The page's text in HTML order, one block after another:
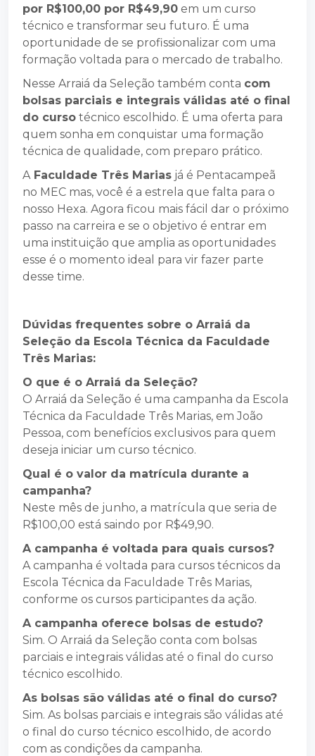
por R$100,00 por R$49,90 em um curso
técnico e transformar seu futuro. É uma
oportunidade de se profissionalizar com uma
formação voltada para o mercado de trabalho.
Nesse Arraiá da Seleção também conta com
bolsas parciais e integrais válidas até o final
do curso técnico escolhido. É uma oferta para
quem sonha em conquistar uma formação
técnica de qualidade, com preparo prático.
A Faculdade Três Marias já é Pentacampeã
no MEC mas, você é a estrela que falta para o
nosso Hexa. Agora ficou mais fácil dar o próximo
passo na carreira e se o objetivo é entrar em
uma instituição que amplia as oportunidades
esse é o momento ideal para vir fazer parte
desse time.
Dúvidas frequentes sobre o Arraiá da
Seleção da Escola Técnica da Faculdade
Três Marias:
O que é o Arraiá da Seleção?
O Arraiá da Seleção é uma campanha da Escola
Técnica da Faculdade Três Marias, em João
Pessoa, com benefícios exclusivos para quem
deseja iniciar um curso técnico.
Qual é o valor da matrícula durante a
campanha?
Neste mês de junho, a matrícula que seria de
R$100,00 está saindo por R$49,90.
A campanha é voltada para quais cursos?
A campanha é voltada para cursos técnicos da
Escola Técnica da Faculdade Três Marias,
conforme os cursos participantes da ação.
A campanha oferece bolsas de estudo?
Sim. O Arraiá da Seleção conta com bolsas
parciais e integrais válidas até o final do curso
técnico escolhido.
As bolsas são válidas até o final do curso?
Sim. As bolsas parciais e integrais são válidas até
o final do curso técnico escolhido, de acordo
com as condições da campanha.